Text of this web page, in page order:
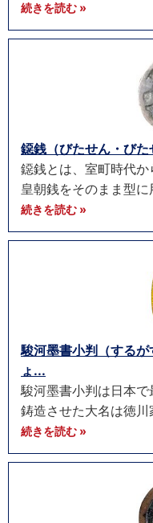
続きを読む »
鐚銭（びたせん・び
鐚銭とは、室町時代
皇朝銭をそのまま型に
続きを読む »
駿河墨書小判（する
ょ...
駿河墨書小判は日本
鋳造させた大名は徳川
続きを読む »